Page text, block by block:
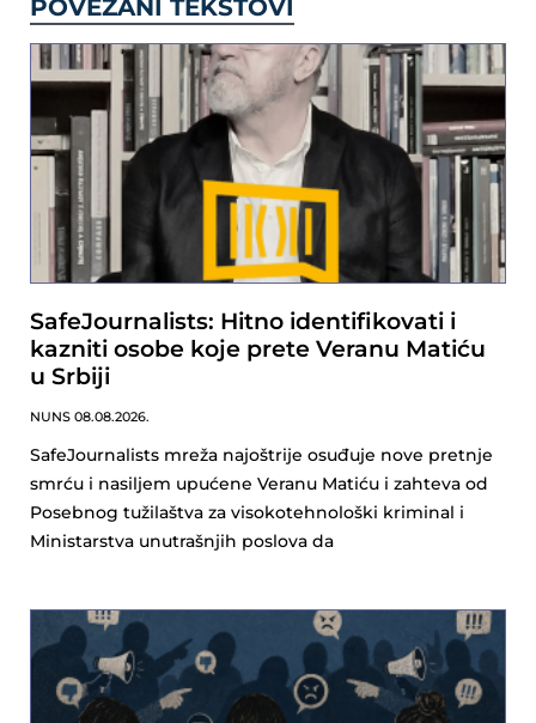
POVEZANI TEKSTOVI
SafeJournalists: Hitno identifikovati i
kazniti osobe koje prete Veranu Matiću
u Srbiji
NUNS 08.08.2026.
SafeJournalists mreža najoštrije osuđuje nove pretnje
smrću i nasiljem upućene Veranu Matiću i zahteva od
Posebnog tužilaštva za visokotehnološki kriminal i
Ministarstva unutrašnjih poslova da